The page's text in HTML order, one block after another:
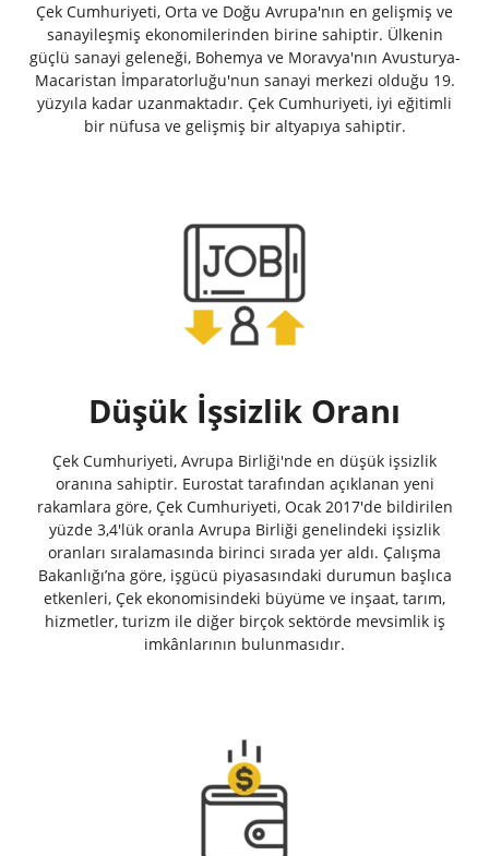
Çek Cumhuriyeti, Orta ve Doğu Avrupa'nın en gelişmiş ve
sanayileşmiş ekonomilerinden birine sahiptir. Ülkenin
güçlü sanayi geleneği, Bohemya ve Moravya'nın Avusturya-
Macaristan İmparatorluğu'nun sanayi merkezi olduğu 19.
yüzyıla kadar uzanmaktadır. Çek Cumhuriyeti, iyi eğitimli
bir nüfusa ve gelişmiş bir altyapıya sahiptir.
Düşük İşsizlik Oranı
Çek Cumhuriyeti, Avrupa Birliği'nde en düşük işsizlik
oranına sahiptir. Eurostat tarafından açıklanan yeni
rakamlara göre, Çek Cumhuriyeti, Ocak 2017'de bildirilen
yüzde 3,4'lük oranla Avrupa Birliği genelindeki işsizlik
oranları sıralamasında birinci sırada yer aldı. Çalışma
Bakanlığı’na göre, işgücü piyasasındaki durumun başlıca
etkenleri, Çek ekonomisindeki büyüme ve inşaat, tarım,
hizmetler, turizm ile diğer birçok sektörde mevsimlik iş
imkânlarının bulunmasıdır.